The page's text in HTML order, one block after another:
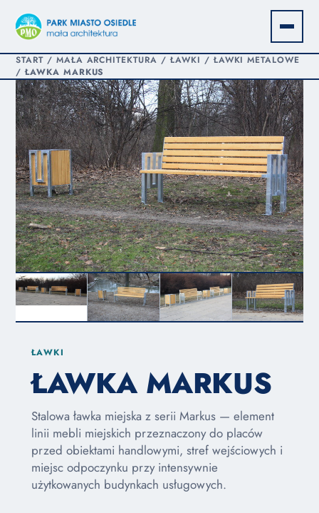
START/ MAŁA ARCHITEKTURA / ŁAWKI / ŁAWKI METALOWE
/ŁAWKA MARKUS
ŁAWKI
ŁAWKA MARKUS
Stalowa ławka miejska z serii Markus — element
linii mebli miejskich przeznaczony do placów
przed obiektami handlowymi, stref wejściowych i
miejsc odpoczynku przy intensywnie
użytkowanych budynkach usługowych.